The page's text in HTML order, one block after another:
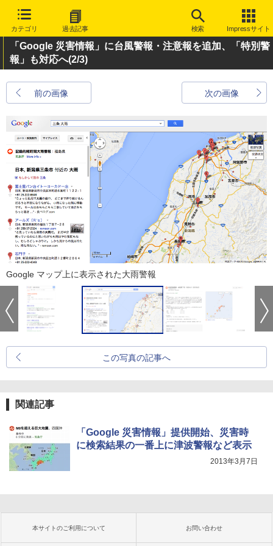
カテゴリ 過去記事 検索 Impressサイト
「Google 災害情報」に台風警報・注意報を追加、「特別警
報」も対応へ(2/3)
前の画像 次の画像
Google マップ上に表示された大雨警報
この写真の記事へ
関連記事
「Google 災害情報」提供開始、災害時
に検索結果の一番上に津波警報など表示
2013年3月7日
本サイトのご利用について お問い合わせ